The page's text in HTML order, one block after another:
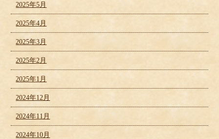
2025年5月
2025年4月
2025年3月
2025年2月
2025年1月
2024年12月
2024年11月
2024年10月